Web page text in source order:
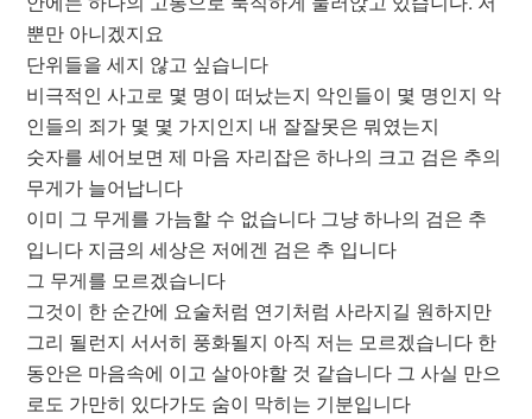
뿐만 아니겠지요
단위들을 세지 않고 싶습니다
비극적인 사고로 몇 명이 떠났는지 악인들이 몇 명인지 악
인들의 죄가 몇 몇 가지인지 내 잘잘못은 뭐였는지
숫자를 세어보면 제 마음 자리잡은 하나의 크고 검은 추의
무게가 늘어납니다
이미 그 무게를 가늠할 수 없습니다 그냥 하나의 검은 추
입니다 지금의 세상은 저에겐 검은 추 입니다
그 무게를 모르겠습니다
그것이 한 순간에 요술처럼 연기처럼 사라지길 원하지만
그리 될런지 서서히 풍화될지 아직 저는 모르겠습니다 한
동안은 마음속에 이고 살아야할 것 같습니다 그 사실 만으
로도 가만히 있다가도 숨이 막히는 기분입니다